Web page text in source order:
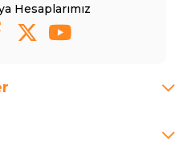
Hesaplarımız